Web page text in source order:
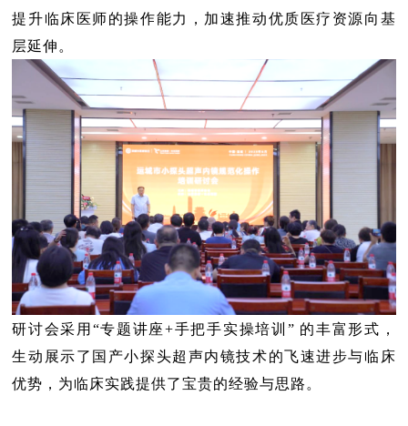
提升临床医师的操作能力，加速推动优质医疗资源向基
层延伸。
研讨会采用“专题讲座+手把手实操培训” 的丰富形式，
生动展示了国产小探头超声内镜技术的飞速进步与临床
优势，为临床实践提供了宝贵的经验与思路。